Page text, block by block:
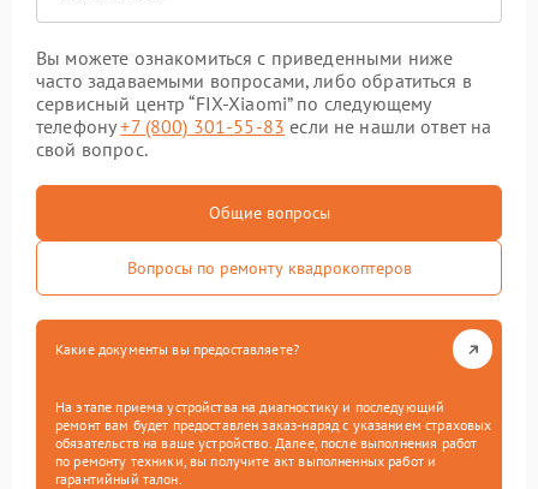
Вы можете ознакомиться с приведенными ниже
часто задаваемыми вопросами, либо обратиться в
сервисный центр “FIX-Xiaomi” по следующему
телефону+7 (800) 301-55-83 если не нашли ответ на
свой вопрос.
Общие вопросы
Вопросы по ремонту квадрокоптеров
Какие документы вы предоставляете?
На этапе приема устройства на диагностику и последующий
ремонт вам будет предоставлен заказ-наряд с указанием страховых
обязательств на ваше устройство. Далее, после выполнения работ
по ремонту техники, вы получите акт выполненных работ и
гарантийный талон.